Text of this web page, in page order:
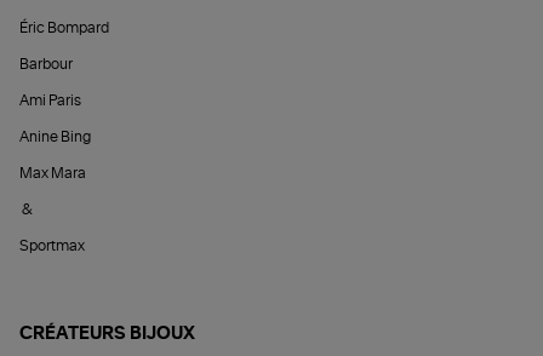
Éric Bompard
Barbour
Ami Paris
Anine Bing
Max Mara
&
Sportmax
CRÉATEURS BIJOUX